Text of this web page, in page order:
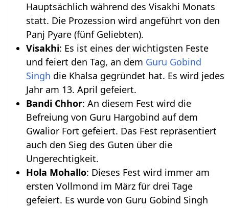
Hauptsächlich während des Visakhi Monats
statt. Die Prozession wird angeführt von den
Panj Pyare (fünf Geliebten).
Visakhi: Es ist eines der wichtigsten Feste
und feiert den Tag, an dem Guru Gobind
Singh die Khalsa gegründet hat. Es wird jedes
Jahr am 13. April gefeiert.
Bandi Chhor: An diesem Fest wird die
Befreiung von Guru Hargobind auf dem
Gwalior Fort gefeiert. Das Fest repräsentiert
auch den Sieg des Guten über die
Ungerechtigkeit.
Hola Mohallo: Dieses Fest wird immer am
ersten Vollmond im März für drei Tage
gefeiert. Es wurde von Guru Gobind Singh